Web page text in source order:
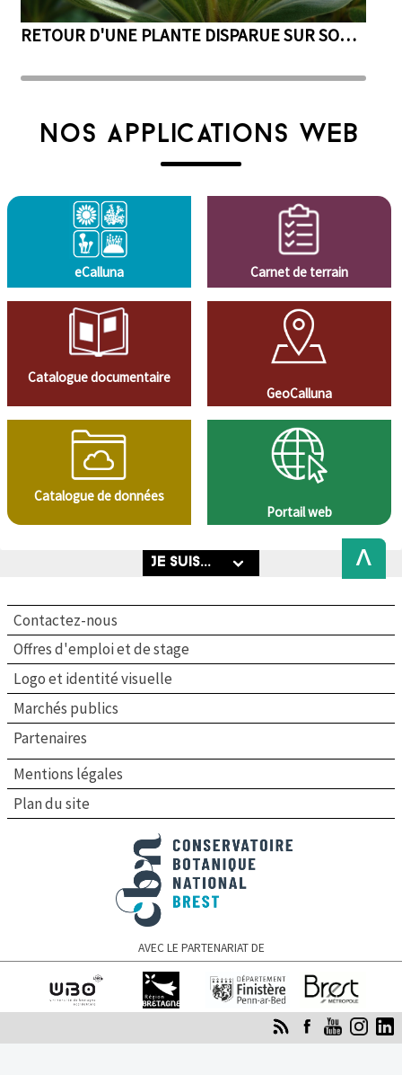
RETOUR D'UNE PLANTE DISPARUE SUR SON ILE : OPÉRATION RÉUSSIE
NOS APPLICATIONS WEB
eCalluna Carnet de terrain
Catalogue documentaire
GeoCalluna
Catalogue de données
Portail web
Conservatoire botanique national de Brest
AVEC LE PARTENARIAT DE
Université de
Bretagne occidentale
Région Bretagne Finistère Brest Métropole
Contactez-nous
Offres d'emploi et de stage
Logo et identité visuelle
Marchés publics
Partenaires
Mentions légales
Plan du site
Back
to
Top